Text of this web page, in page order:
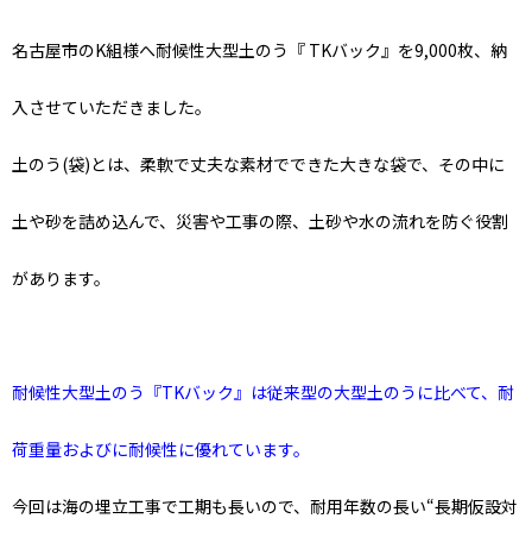
名古屋市のK組様へ耐候性大型土のう『 TKバック』を9,000枚、納
入させていただきました。
土のう(袋)とは、柔軟で丈夫な素材でできた大きな袋で、その中に
土や砂を詰め込んで、災害や工事の際、土砂や水の流れを防ぐ役割
があります。
耐候性大型土のう『TKバック』は従来型の大型土のうに比べて、耐
荷重量およびに耐候性に優れています。
今回は海の埋立工事で工期も長いので、耐用年数の長い“長期仮設対